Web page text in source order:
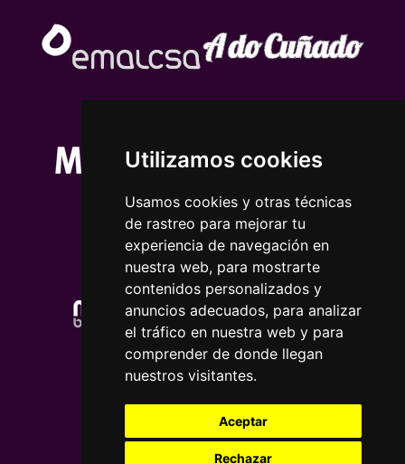
Utilizamos cookies
Usamos cookies y otras técnicas
de rastreo para mejorar tu
experiencia de navegación en
nuestra web, para mostrarte
contenidos personalizados y
anuncios adecuados, para analizar
el tráfico en nuestra web y para
comprender de donde llegan
nuestros visitantes.
Aceptar
Rechazar